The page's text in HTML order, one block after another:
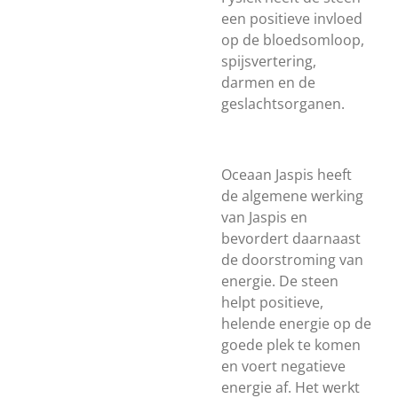
een positieve invloed
op de bloedsomloop,
spijsvertering,
darmen en de
geslachtsorganen.
Oceaan Jaspis heeft
de algemene werking
van Jaspis en
bevordert daarnaast
de doorstroming van
energie. De steen
helpt positieve,
helende energie op de
goede plek te komen
en voert negatieve
energie af. Het werkt